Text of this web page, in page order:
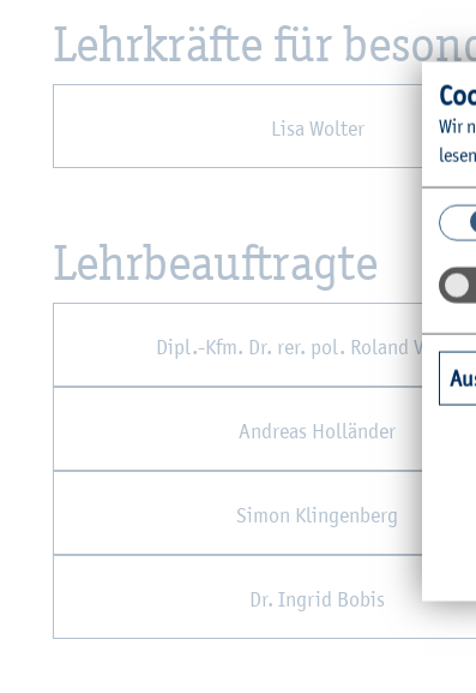
Lehr­kräf­te für
Lisa Wol­ter
Lehr­be­auf­trag­te
Dipl.-Kfm. Dr. rer. pol. Ro­land
An­dre­as Hol­län­der
Simon Klin­gen­berg
Dr. In­grid Bobis
Wir